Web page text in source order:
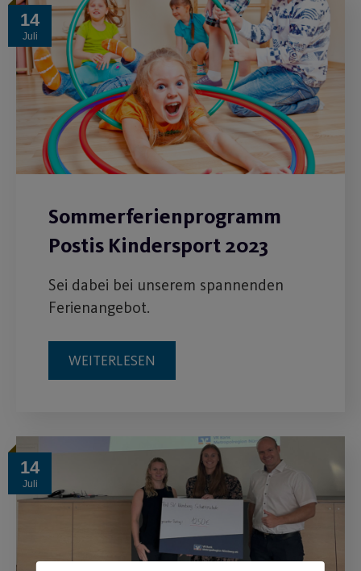
14
Juli
Sommerferienprogramm
Postis Kindersport 2023
Sei dabei bei unserem spannenden
Ferienangebot.
WEITERLESEN
14
Juli